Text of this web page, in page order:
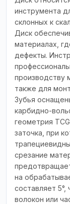
инструмента
склонных к
Диск
материалах,
дефекты.
производству
также для
Зубья
карбидно-
геометрия
заточка, при
срезание
на
составляет
волокон или